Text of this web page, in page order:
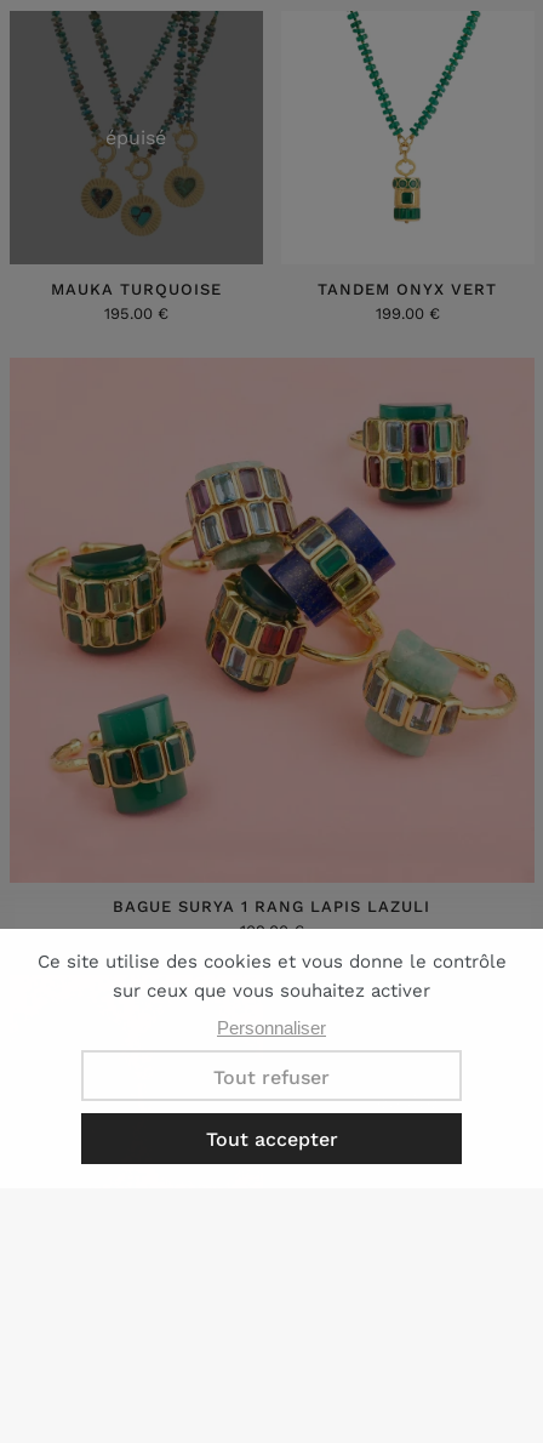
épuisé
MAUKA TURQUOISE
195.00 €
TANDEM ONYX VERT
199.00 €
BAGUE SURYA 1 RANG LAPIS LAZULI
109.00 €
épuisé